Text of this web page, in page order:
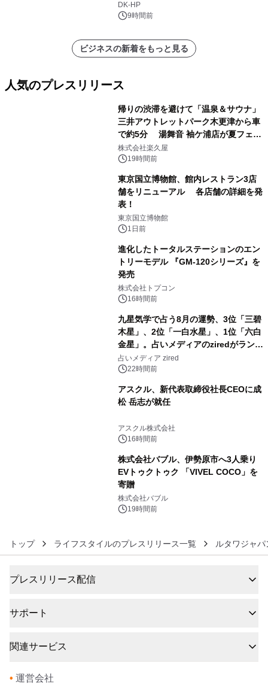
DK-HP
9時間前
ビジネスの新着をもっと見る
人気のプレスリリース
帰りの渋滞を避けて「温泉＆サウナ」
三井アウトレットパーク木更津から車
で約5分 湯舞音 袖ケ浦店が夏フェア
メニューを提供
株式会社楽久屋
19時間前
東京国立博物館、館内レストラン3店
舗をリニューアル 各店舗の詳細を発
表！
東京国立博物館
1日前
進化したトータルステーションのエン
トリーモデル 『GM-120シリーズ』を
発売
株式会社トプコン
16時間前
九星気学で占う8月の運勢、3位「三碧
木星」、2位「一白水星」、1位「六白
金星」。占いメディアのziredがランキ
ングを発表
占いメディア zired
22時間前
アスクル、新代表取締役社長CEOに成
松 岳志が就任
アスクル株式会社
16時間前
株式会社バブル、伊勢原市へ3人乗り
EVトゥクトゥク 「VIVEL COCO」を
寄贈
株式会社バブル
19時間前
トップ ライフスタイルのプレスリリース一覧 ルタワジャ
プレスリリース配信
サポート
関連サービス
• 運営会社